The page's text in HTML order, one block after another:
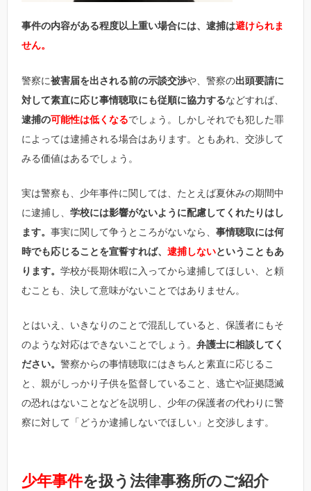
事件の内容がある程度以上重い場合には、逮捕は避けられま
せん。
警察に被害届を出される前の示談交渉や、警察の出頭要請に
対して素直に応じ事情聴取にも従順に協力するなどすれば、
逮捕の可能性は低くなるでしょう。しかしそれでも犯した罪
によっては逮捕される場合はあります。ともあれ、交渉して
みる価値はあるでしょう。
実は警察も、少年事件に関しては、たとえば夏休みの期間中
に逮捕し、 学校には影響がないように配慮してくれたりはし
ます。 事実に関して争うところがないなら、 事情聴取には何
時でも応じることを宣誓すれば、 逮捕しないということもあ
ります。 学校が長期休暇に入ってから逮捕してほしい、と頼
むことも、決して意味がないことではありません。
とはいえ、いきなりのことで混乱していると、保護者にもそ
のような対応はできないことでしょう。 弁護士に相談してく
ださい。 警察からの事情聴取にはきちんと素直に応じるこ
と、親がしっかり子供を監督していること、逃亡や証拠隠滅
の恐れはないことなどを説明し、少年の保護者の代わりに警
察に対して「どうか逮捕しないでほしい」と交渉します。
少年事件を扱う法律事務所のご紹介